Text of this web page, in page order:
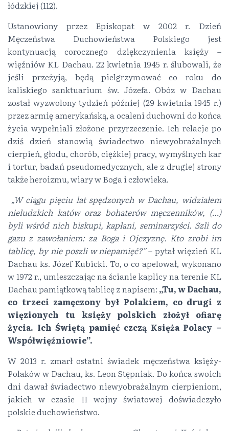
łódzkiej (112).
Ustanowiony przez Episkopat w 2002 r. Dzień
Męczeństwa Duchowieństwa Polskiego jest
kontynuacją corocznego dziękczynienia księży –
więźniów KL Dachau. 22 kwietnia 1945 r. ślubowali, że
jeśli przeżyją, będą pielgrzymować co roku do
kaliskiego sanktuarium św. Józefa. Obóz w Dachau
został wyzwolony tydzień później (29 kwietnia 1945 r.)
przez armię amerykańską, a ocaleni duchowni do końca
życia wypełniali złożone przyrzeczenie. Ich relacje po
dziś dzień stanowią świadectwo niewyobrażalnych
cierpień, głodu, chorób, ciężkiej pracy, wymyślnych kar
i tortur, badań pseudomedycznych, ale z drugiej strony
także heroizmu, wiary w Boga i człowieka.
„W ciągu pięciu lat spędzonych w Dachau, widziałem
nieludzkich katów oraz bohaterów męczenników, (…)
byli wśród nich biskupi, kapłani, seminarzyści. Szli do
gazu z zawołaniem: za Boga i Ojczyznę. Kto zrobi im
tablicę, by nie poszli w niepamięć?”– pytał więzień KL
Dachau ks. Józef Kubicki. To, o co apelował, wykonano
w 1972 r., umieszczając na ścianie kaplicy na terenie KL
Dachau pamiątkową tablicę z napisem: „Tu, w Dachau,
co trzeci zamęczony był Polakiem, co drugi z
więzionych tu księży polskich złożył ofiarę
życia. Ich Świętą pamięć czczą Księża Polacy –
Współwięźniowie”.
W 2013 r. zmarł ostatni świadek męczeństwa księży-
Polaków w Dachau, ks. Leon Stępniak. Do końca swoich
dni dawał świadectwo niewyobrażalnym cierpieniom,
jakich w czasie II wojny światowej doświadczyło
polskie duchowieństwo.